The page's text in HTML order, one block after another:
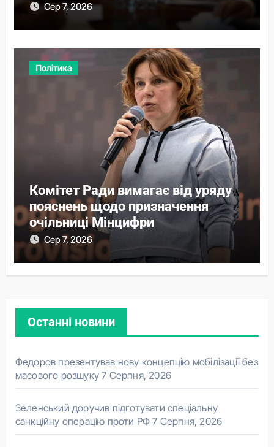
Сер 7, 2026
Політика
Комітет Ради вимагає від уряду
пояснень щодо призначення
очільниці Мінцифри
Сер 7, 2026
Останні новини
Федоров презентував нову концепцію мобілізації без
масового розшуку 7 Серпня, 2026
Зеленський доручив підготувати спеціальну
санкційну операцію проти РФ 7 Серпня, 2026